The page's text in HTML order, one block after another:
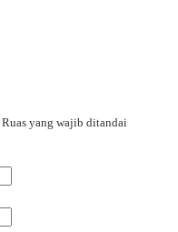
Ruas yang wajib ditandai